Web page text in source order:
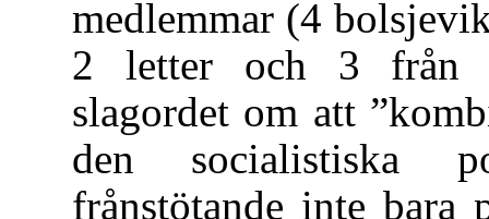
medlemmar (4
2 letter och 3 från
slagordet om att
den socialistiska
frånstötande inte bara